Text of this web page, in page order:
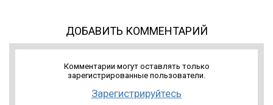
ДОБАВИТЬ КОММЕНТАРИЙ
Комментарии могут оставлять только
зарегистрированные пользователи.
Зарегистрируйтесь